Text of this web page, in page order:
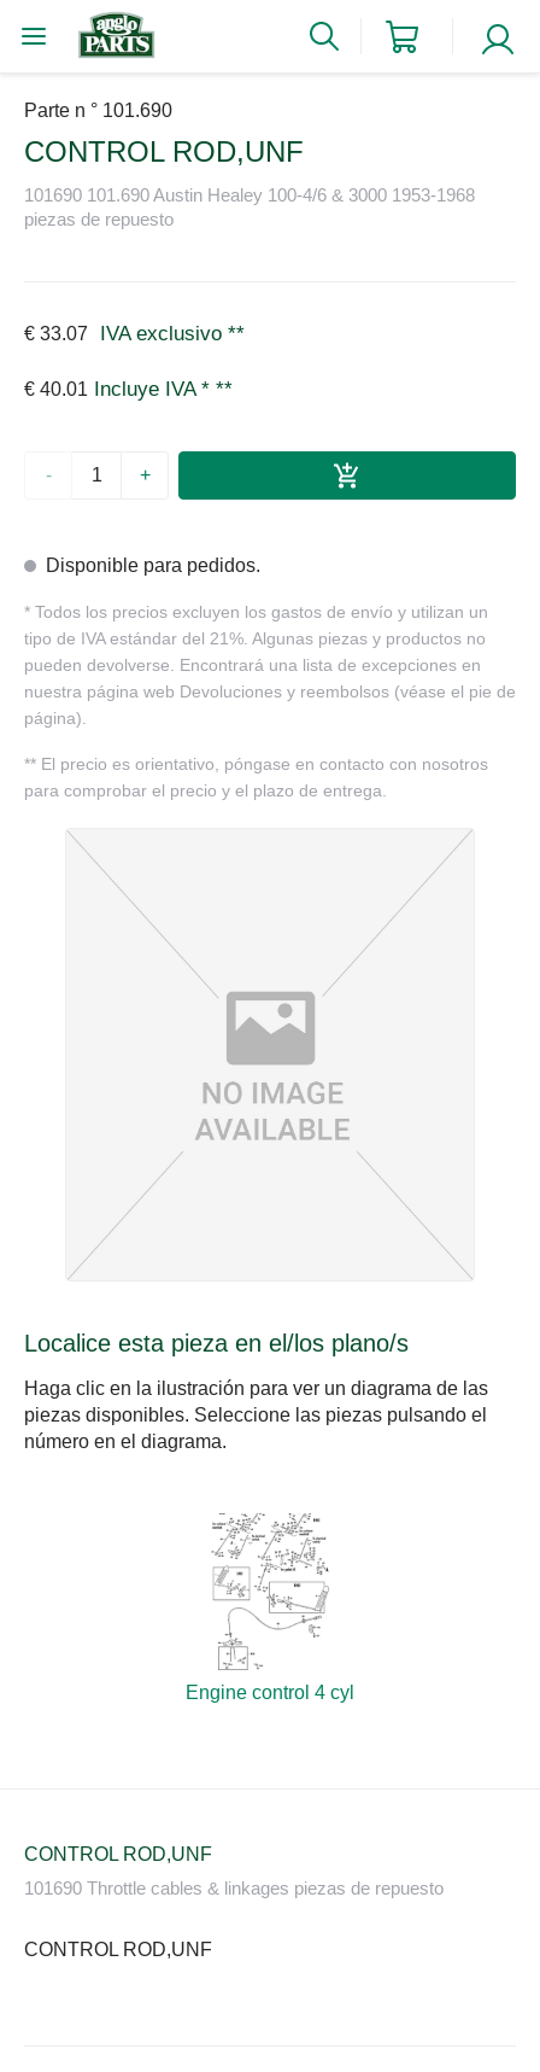
Parte n ° 101.690
CONTROL ROD,UNF
101690 101.690 Austin Healey 100-4/6 & 3000 1953-1968
piezas de repuesto
€ 33.07 IVA exclusivo **
€ 40.01 Incluye IVA * **
- +
Disponible para pedidos.
* Todos los precios excluyen los gastos de envío y utilizan un
tipo de IVA estándar del 21%. Algunas piezas y productos no
pueden devolverse. Encontrará una lista de excepciones en
nuestra página web Devoluciones y reembolsos (véase el pie de
página).
** El precio es orientativo, póngase en contacto con nosotros
para comprobar el precio y el plazo de entrega.
Localice esta pieza en el/los plano/s
Haga clic en la ilustración para ver un diagrama de las
piezas disponibles. Seleccione las piezas pulsando el
número en el diagrama.
Engine control 4 cyl
CONTROL ROD,UNF
101690 Throttle cables & linkages piezas de repuesto
CONTROL ROD,UNF